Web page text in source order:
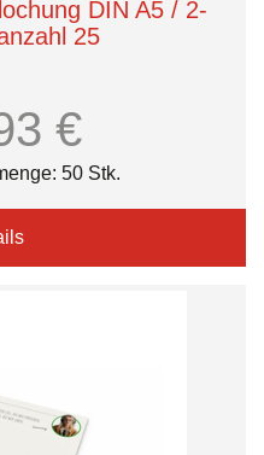
DIN A5 / 2-
25
€
50 Stk.